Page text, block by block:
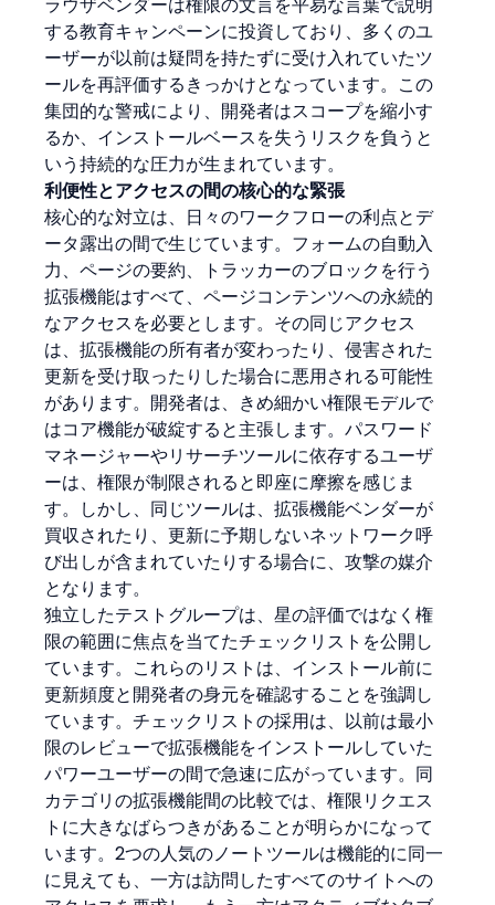
する教育キャンペーンに投資しており、多くのユ
ーザーが以前は疑問を持たずに受け入れていたツ
ールを再評価するきっかけとなっています。この
集団的な警戒により、開発者はスコープを縮小す
るか、インストールベースを失うリスクを負うと
いう持続的な圧力が生まれています。
利便性とアクセスの間の核心的な緊張
核心的な対立は、日々のワークフローの利点とデ
ータ露出の間で生じています。フォームの自動入
力、ページの要約、トラッカーのブロックを行う
拡張機能はすべて、ページコンテンツへの永続的
なアクセスを必要とします。その同じアクセス
は、拡張機能の所有者が変わったり、侵害された
更新を受け取ったりした場合に悪用される可能性
があります。開発者は、きめ細かい権限モデルで
はコア機能が破綻すると主張します。パスワード
マネージャーやリサーチツールに依存するユーザ
ーは、権限が制限されると即座に摩擦を感じま
す。しかし、同じツールは、拡張機能ベンダーが
買収されたり、更新に予期しないネットワーク呼
び出しが含まれていたりする場合に、攻撃の媒介
となります。
独立したテストグループは、星の評価ではなく権
限の範囲に焦点を当てたチェックリストを公開し
ています。これらのリストは、インストール前に
更新頻度と開発者の身元を確認することを強調し
ています。チェックリストの採用は、以前は最小
限のレビューで拡張機能をインストールしていた
パワーユーザーの間で急速に広がっています。同
カテゴリの拡張機能間の比較では、権限リクエス
トに大きなばらつきがあることが明らかになって
います。2つの人気のノートツールは機能的に同一
に見えても、一方は訪問したすべてのサイトへの